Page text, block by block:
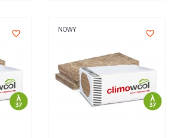
favorite_border NOWY favorite_border